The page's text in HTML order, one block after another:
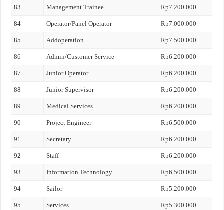
83 Management Trainee Rp7.200.000
84 Operator/Panel Operator Rp7.000.000
85 Addoperation Rp7.500.000
86 Admin/Customer Service Rp6.200.000
87 Junior Operator Rp6.200.000
88 Junior Supervisor Rp6.200.000
89 Medical Services Rp6.200.000
90 Project Engineer Rp6.500.000
91 Secretary Rp6.200.000
92 Staff Rp6.200.000
93 Information Technology Rp6.500.000
94 Sailor Rp5.200.000
95 Services Rp5.300.000